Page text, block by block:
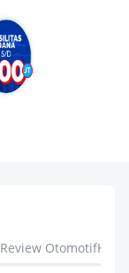
Review Otomotif